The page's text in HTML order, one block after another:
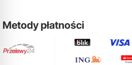
Metody płatności